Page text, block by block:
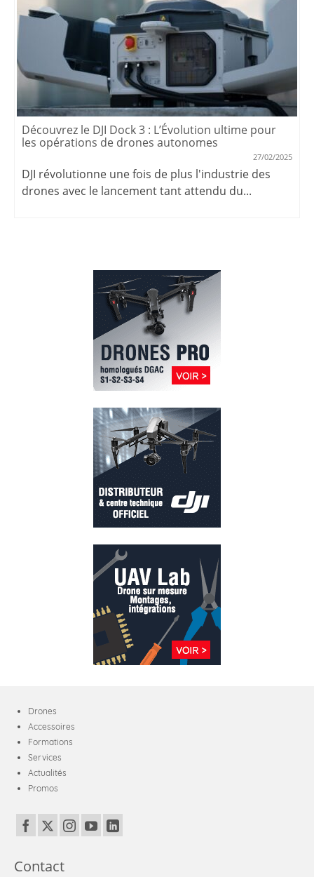
Découvrez le DJI Dock 3 : L’Évolution ultime pour
les opérations de drones autonomes
27/02/2025
DJI révolutionne une fois de plus l'industrie des
drones avec le lancement tant attendu du...
Drones
Accessoires
Formations
Services
Actualités
Promos
Contact